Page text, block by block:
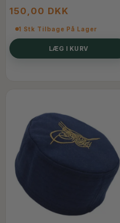
150,00 DKK
1 Stk Tilbage På Lager
LÆG I KURV